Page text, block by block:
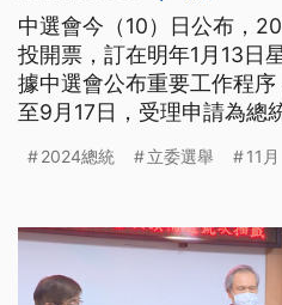
中選會今（10）日公布，
投開票，訂在明年1月13日
據中選會公布重要工作程
至9月17日，受理申請為總
告連署結果，11月20日至
單，12月16日至明年1月12
2024總統 立委選舉 11月